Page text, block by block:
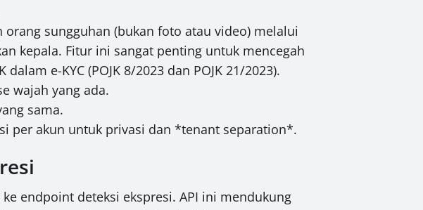
sungguhan (bukan foto atau video) melalui
kepala. Fitur ini sangat penting untuk mencegah
e-KYC (POJK 8/2023 dan POJK 21/2023).
wajah yang ada.
sama.
per akun untuk privasi dan *tenant separation*.
endpoint deteksi ekspresi. API ini mendukung